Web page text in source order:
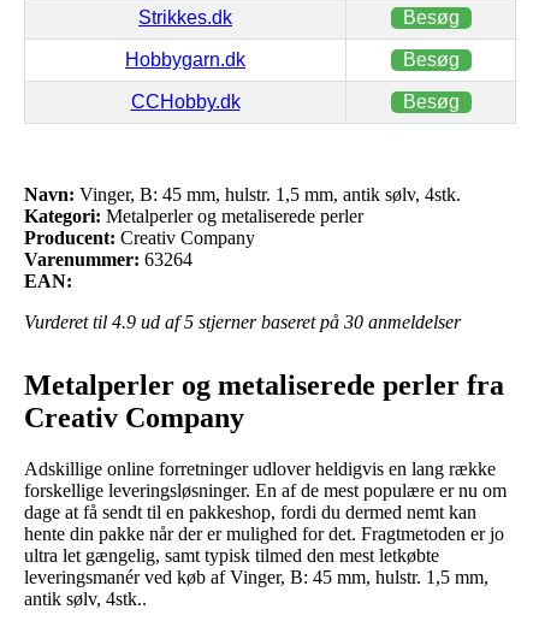
Strikkes.dk Besøg
Hobbygarn.dk Besøg
CCHobby.dk Besøg
Navn: Vinger, B: 45 mm, hulstr. 1,5 mm, antik sølv, 4stk.
Kategori: Metalperler og metaliserede perler
Producent: Creativ Company
Varenummer: 63264
EAN:
Vurderet til 4.9 ud af 5 stjerner baseret på 30 anmeldelser
Metalperler og metaliserede perler fra
Creativ Company
Adskillige online forretninger udlover heldigvis en lang række
forskellige leveringsløsninger. En af de mest populære er nu om
dage at få sendt til en pakkeshop, fordi du dermed nemt kan
hente din pakke når der er mulighed for det. Fragtmetoden er jo
ultra let gængelig, samt typisk tilmed den mest letkøbte
leveringsmanér ved køb af Vinger, B: 45 mm, hulstr. 1,5 mm,
antik sølv, 4stk..